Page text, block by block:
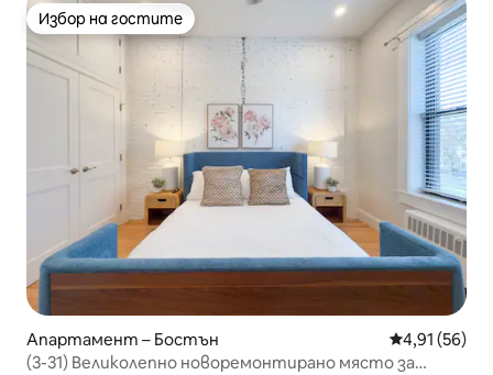
Избор на гостите
Избор на гостите
Апартамент – Бостън Средна
4,91 (56)
(3-31) Великолепно новоремонтирано място за